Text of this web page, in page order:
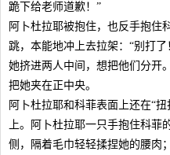
跪下给老师道歉！”
阿卜杜拉耶被抱住，也反手抱住
跳，本能地冲上去拉架：“别打了
她挤进两人中间，想把他们分开
把她夹在正中央。
阿卜杜拉耶和科菲表面上还在“
上。阿卜杜拉耶一只手抱住科
侧，隔着毛巾轻轻揉捏她的腰肉